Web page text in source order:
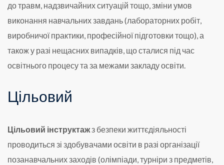
до травм, надзвичайних ситуацій тощо, зміни умов
виконання навчальних завдань (лабораторних робіт,
виробничої практики, професійної підготовки тощо), а
також у разі нещасних випадків, що сталися під час
освітнього процесу та за межами закладу освіти.
Цільовий
Цільовий інструктажз безпеки життєдіяльності
проводиться зі здобувачами освіти в разі організації
позанавчальних заходів (олімпіади, турніри з предметів,